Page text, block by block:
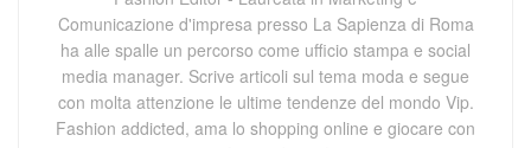
Comunicazione d'impresa presso La Sapienza di Roma
ha alle spalle un percorso come ufficio stampa e social
media manager. Scrive articoli sul tema moda e segue
con molta attenzione le ultime tendenze del mondo Vip.
Fashion addicted, ama lo shopping online e giocare con